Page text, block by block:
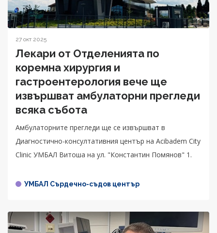
27 окт 2025
Лекари от Отделенията по
коремна хирургия и
гастроентерология вече ще
извършват амбулаторни прегледи
всяка събота
Амбулаторните прегледи ще се извършват в
Диагностично-консултативния център на Acibadem City
Clinic УМБАЛ Витоша на ул. "Константин Помянов" 1.
УМБАЛ Сърдечно-съдов център